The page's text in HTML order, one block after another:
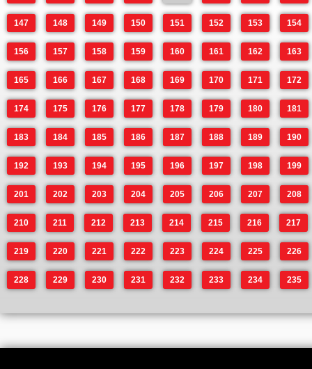
147 148 149 150 151 152 153 154
156 157 158 159 160 161 162 163
165 166 167 168 169 170 171 172
174 175 176 177 178 179 180 181
183 184 185 186 187 188 189 190
192 193 194 195 196 197 198 199
201 202 203 204 205 206 207 208
210 211 212 213 214 215 216 217
219 220 221 222 223 224 225 226
228 229 230 231 232 233 234 235